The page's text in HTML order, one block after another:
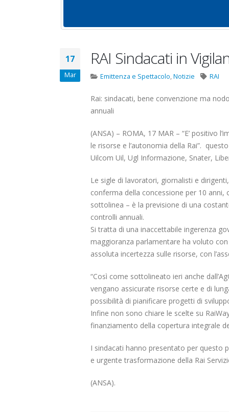
17
Mar
RAI Sindacati in
Emittenza e Spettacolo,Notizie RAI
Rai: sindacati, bene convenzione ma
annuali
(ANSA) – ROMA, 17 MAR – “E’ positivo
le risorse e l’autonomia della Rai”.
Uilcom Uil, Ugl Informazione, Snater,
Le sigle di lavoratori, giornalisti e
conferma della concessione per 10 anni,
sottolinea – è la previsione di una
controlli annuali.
Si tratta di una inaccettabile ingerenza
maggioranza parlamentare ha voluto
assoluta incertezza sulle risorse, con
“Così come sottolineato ieri anche
vengano assicurate risorse certe e di
possibilità di pianificare progetti di
Infine non sono chiare le scelte su
finanziamento della copertura integrale
I sindacati hanno presentato per questo
e urgente trasformazione della Rai
(ANSA).
Elezioni RSU Industria
22 Ottobre 2022
Digitali
13 Ottobre 2022
scorporo della rete
21 Giugno 2022
contro lo scorporo della
rete
21 Giugno 2022
Centro
20 Gennaio